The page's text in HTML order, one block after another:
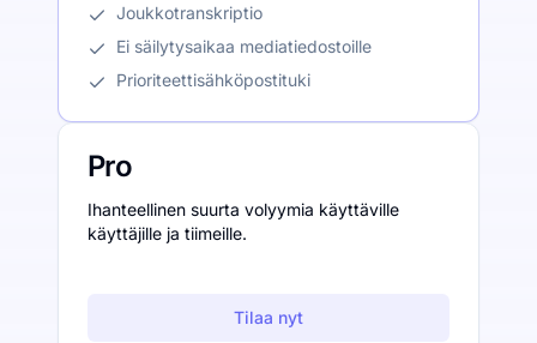
Joukkotranskriptio
Ei säilytysaikaa mediatiedostoille
Prioriteettisähköpostituki
Pro
Ihanteellinen suurta volyymia käyttäville
käyttäjille ja tiimeille.
Tilaa nyt